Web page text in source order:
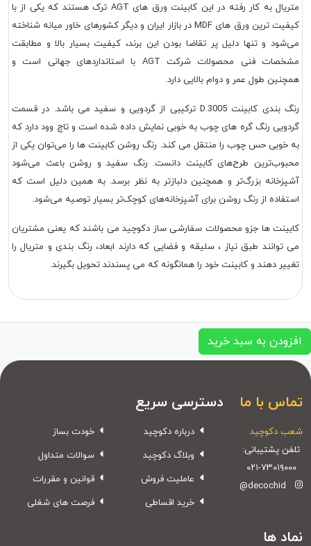
متریال به کار رفته در این کابینت ورق های AGT ترک هستند که یکی از با
کیفیت ترین ورق های MDF در بازار ایران و دیگر کشور‌های خاور میانه شناخته
می‌شود و تنها دلیل پر تقاضا بودن این برند، کیفیت بسیار بالا و مطابقت
مشخصات فنی محصولات شرکت AGT با استاندارد‌های جهانی است و
همچنین طول عمر و دوام بالایی دارد.
رنگ بندی کابینت D.3005 ترکیبی از گردویی و سفید می باشد. در قسمت
گردویی رنگ گره های چوب به خوبی نمایش داده شده است و تاچ وود دارد که
به خوبی حس چوب را منتقل می کند. رنگ روشن کابینت‌ ها را می‌توان یکی از
محبوب‌ترین طرح‌های کابینت دانست. رنگ سفید و روشن باعث می‌شود
آشپزخانه بزرگ‌تر و همچنین دلبازتر به نظر برسد. به همین دلیل است که
استفاده از رنگ روشن برای آشپزخانه‌های کوچک‌تر بسیار توصیه می‌شود.
کابینت ها جزو محصولات سفارشی ساز دکوچید می باشند که یعنی مشتریان
می توانند طبق نیاز ، سلیقه و فضایی که دارند ابعاد، رنگ بندی و متریال را
تغییر دهند و کابینت خود را همانگونه که می پسندند تحویل بگیرند.
افزودن به سبد خرید
تماس با ما
شعب دکوچید
تلفن پشتیبانی:
۰۲۱-۷۳۰۱۹۰۰۰
@decochid
دسترسی سریع
درباره دکوچید
وبلاگ دکوچید
عاملیت فروش
خرید اقساطی
خودت بساز
سوالات متداول
قوانین و مقررات
فرصت های شغلی
نماد ها